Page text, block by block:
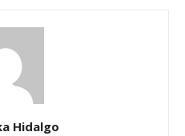
Hidalgo